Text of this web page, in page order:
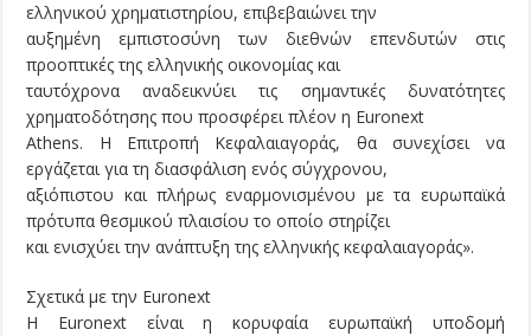
ελληνικού χρηματιστηρίου, επιβεβαιώνει την
αυξημένη εμπιστοσύνη των διεθνών επενδυτών στις
προοπτικές της ελληνικής οικονομίας και
ταυτόχρονα αναδεικνύει τις σημαντικές δυνατότητες
χρηματοδότησης που προσφέρει πλέον η Euronext
Athens. Η Επιτροπή Κεφαλαιαγοράς, θα συνεχίσει να
εργάζεται για τη διασφάλιση ενός σύγχρονου,
αξιόπιστου και πλήρως εναρμονισμένου με τα ευρωπαϊκά
πρότυπα θεσμικού πλαισίου το οποίο στηρίζει
και ενισχύει την ανάπτυξη της ελληνικής κεφαλαιαγοράς».
Σχετικά με την Euronext
Η Euronext είναι η κορυφαία ευρωπαϊκή υποδομή